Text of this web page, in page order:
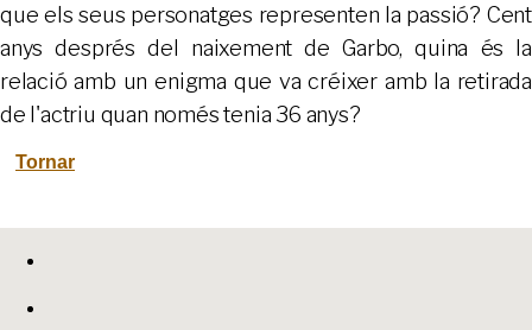
que els seus personatges representen la passió? Cent
anys després del naixement de Garbo, quina és la
relació amb un enigma que va créixer amb la retirada
de l'actriu quan només tenia 36 anys?
Tornar